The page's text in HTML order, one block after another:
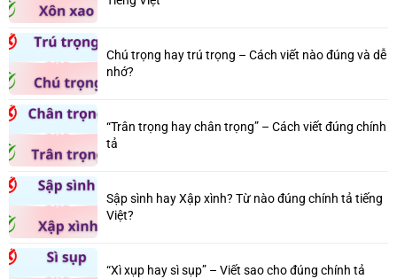
Chú trọng hay trú trọng – Cách viết nào đúng và dễ
nhớ?
“Trân trọng hay chân trọng” – Cách viết đúng chính
tả
Sập sình hay Xập xình? Từ nào đúng chính tả tiếng
Việt?
“Xì xụp hay sì sụp” – Viết sao cho đúng chính tả